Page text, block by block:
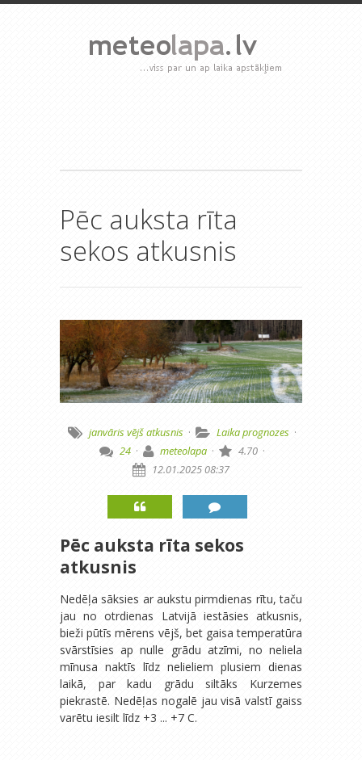
Pēc auksta rīta
sekos atkusnis
janvāris vējšatkusnis · Laika prognozes ·
24 · meteolapa · 4.70 ·
12.01.2025 08:37
Pēc auksta rīta sekos
atkusnis
Nedēļa sāksies ar aukstu pirmdienas rītu, taču
jau no otrdienas Latvijā iestāsies atkusnis,
bieži pūtīs mērens vējš, bet gaisa temperatūra
svārstīsies ap nulle grādu atzīmi, no neliela
mīnusa naktīs līdz nelieliem plusiem dienas
laikā, par kadu grādu siltāks Kurzemes
piekrastē. Nedēļas nogalē jau visā valstī gaiss
varētu iesilt līdz +3 ... +7 C.